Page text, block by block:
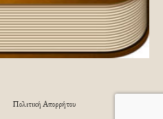
Πολιτική Απορρήτου